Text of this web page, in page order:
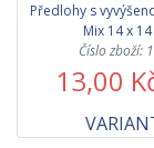
Předlohy s
Mix 14 x
Číslo zboží:
13,00